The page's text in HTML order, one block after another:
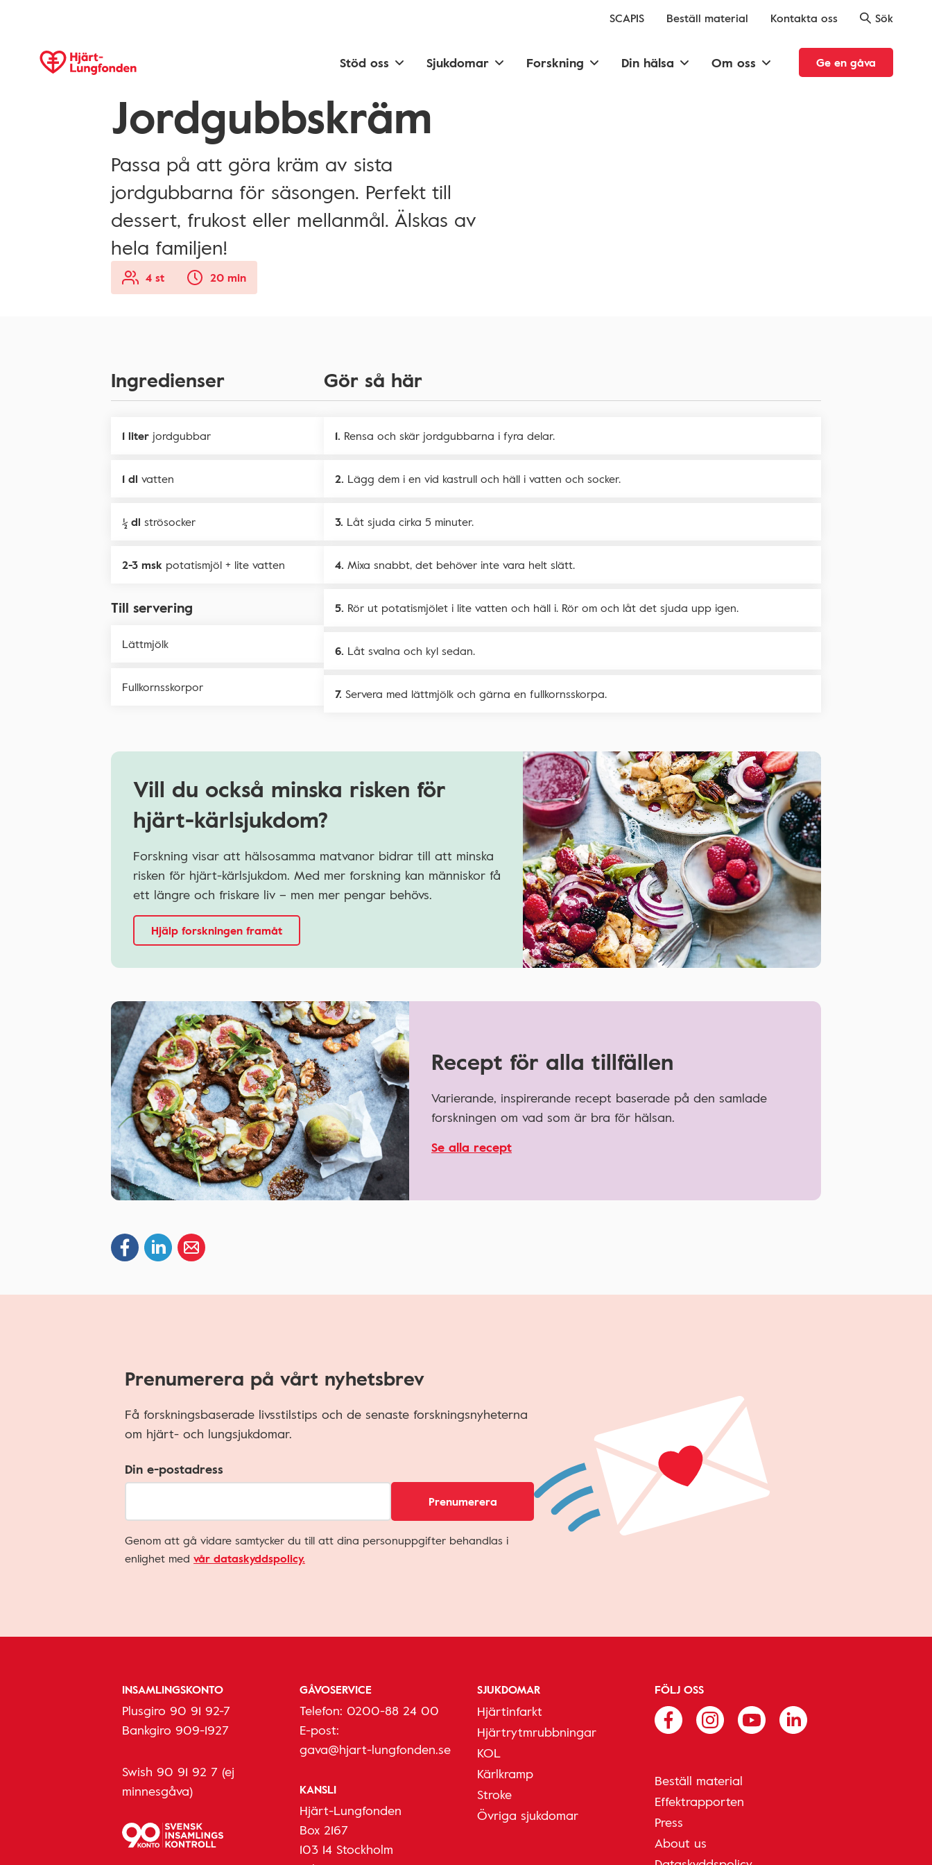
SCAPIS Beställ material Kontakta oss Sök
Stöd oss Sjukdomar Forskning Din hälsa Om oss Ge en gåva
Jordgubbskräm
Passa på att göra kräm av sista
jordgubbarna för säsongen. Perfekt till
dessert, frukost eller mellanmål. Älskas av
hela familjen!
4 st 20 min
Ingredienser
1 liter jordgubbar
1 dl vatten
½ dl strösocker
2-3 msk potatismjöl + lite vatten
Till servering
Lättmjölk
Fullkornsskorpor
Gör så här
Rensa och skär jordgubbarna i fyra delar.
Lägg dem i en vid kastrull och häll i vatten och socker.
Låt sjuda cirka 5 minuter.
Mixa snabbt, det behöver inte vara helt slätt.
Rör ut potatismjölet i lite vatten och häll i. Rör om och låt det sjuda upp igen.
Låt svalna och kyl sedan.
Servera med lättmjölk och gärna en fullkornsskorpa.
Vill du också minska risken för
hjärt-kärlsjukdom?
Forskning visar att hälsosamma matvanor bidrar till att minska
risken för hjärt-kärlsjukdom. Med mer forskning kan människor få
ett längre och friskare liv – men mer pengar behövs.
Hjälp forskningen framåt
Recept för alla tillfällen
Varierande, inspirerande recept baserade på den samlade
forskningen om vad som är bra för hälsan.
Se alla recept
Prenumerera på vårt nyhetsbrev
Få forskningsbaserade livsstilstips och de senaste forskningsnyheterna
om hjärt- och lungsjukdomar.
Din e-postadress
Prenumerera
Genom att gå vidare samtycker du till att dina personuppgifter behandlas i
enlighet med vår dataskyddspolicy.
INSAMLINGSKONTO
Plusgiro 90 91 92-7
Bankgiro 909-1927
Swish 90 91 92 7 (ej
minnesgåva)
GÅVOSERVICE
Telefon: 0200-88 24 00
E-post:
gava@hjart-lungfonden.se
KANSLI
Hjärt-Lungfonden
Box 2167
103 14 Stockholm
SJUKDOMAR
Hjärtinfarkt
Hjärtrytmrubbningar
KOL
Kärlkramp
Stroke
Övriga sjukdomar
FÖLJ OSS
Beställ material
Effektrapporten
Press
About us